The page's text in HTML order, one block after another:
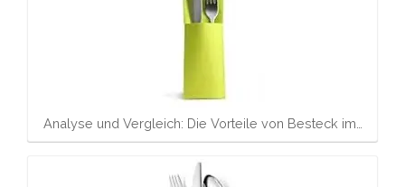
Analyse und Vergleich: Die Vorteile von Besteck im…